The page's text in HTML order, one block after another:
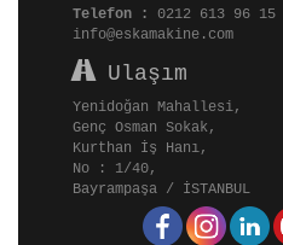
Telefon : 0212 613 96 15
info@eskamakine.com
Ulaşım
Yenidoğan Mahallesi,
Genç Osman Sokak,
Kurthan İş Hanı,
No : 1/40,
Bayrampaşa / İSTANBUL